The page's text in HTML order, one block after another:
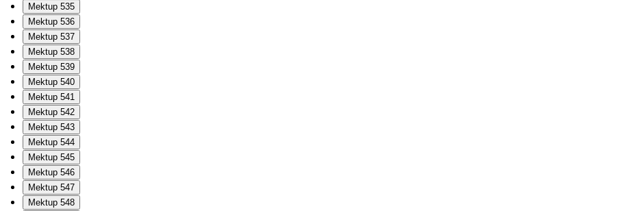
Mektup 535
Mektup 536
Mektup 537
Mektup 538
Mektup 539
Mektup 540
Mektup 541
Mektup 542
Mektup 543
Mektup 544
Mektup 545
Mektup 546
Mektup 547
Mektup 548